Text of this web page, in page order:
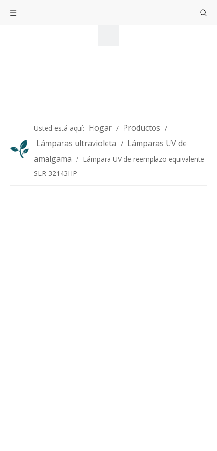
Usted está aquí: Hogar / Productos /
Lámparas ultravioleta / Lámparas UV de
amalgama / Lámpara UV de reemplazo equivalente
SLR-32143HP